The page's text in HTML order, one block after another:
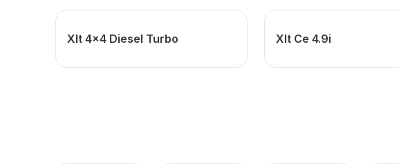
Xlt 4x4 Diesel Turbo Xlt Ce 4.9i